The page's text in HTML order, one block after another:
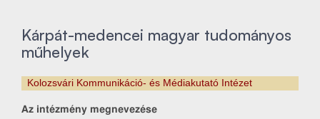
Kárpát-medencei magyar tudományos
műhelyek
Kolozsvári Kommunikáció- és Médiakutató Intézet
Az‌ intézmény‌ megnevezése